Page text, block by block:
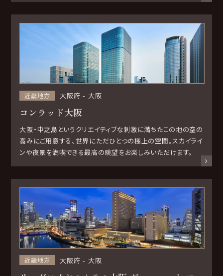
近畿地方 大阪府 大阪
コンラッド大阪
大阪・中之島というクリエイティブな刺激に満ちたこの地の空の
高みにご用意する、世界にただひとつの極上の空間。スカイライ
ンや夜景を満喫できる最高の眺望をお楽しみいただけます。
近畿地方 大阪府 大阪